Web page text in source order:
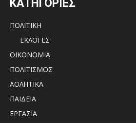
ΚΑΤΗΓΟΡΙΕΣ
ΠΟΛΙΤΙΚΗ
ΕΚΛΟΓΕΣ
ΟΙΚΟΝΟΜΙΑ
ΠΟΛΙΤΙΣΜΟΣ
ΑΘΛΗΤΙΚΑ
ΠΑΙΔΕΙΑ
ΕΡΓΑΣΙΑ